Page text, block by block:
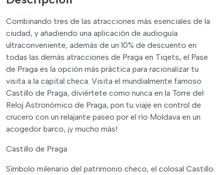
Combinando tres de las atracciones más esenciales de la
ciudad, y añadiendo una aplicación de audioguía
ultraconveniente, además de un 10% de descuento en
todas las demás atracciones de Praga en Tiqets, el Pase
de Praga es la opción más práctica para racionalizar tu
visita a la capital checa. Visita el mundialmente famoso
Castillo de Praga, diviértete como nunca en la Torre del
Reloj Astronómico de Praga, pon tu viaje en control de
crucero con un relajante paseo por el río Moldava en un
acogedor barco, ¡y mucho más!
Castillo de Praga
Símbolo milenario del patrimonio checo, el colosal Castillo